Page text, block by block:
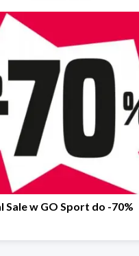
Sale w GO Sport do -70%